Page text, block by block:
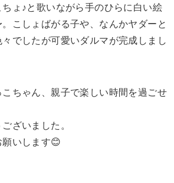
ょ♪と歌いながら手のひらに白い絵
こしょばがる子や、なんかヤダーと
でしたが可愛いダルマが完成しまし
ちゃん、親子で楽しい時間を過ごせ
ざいました。
いします😊